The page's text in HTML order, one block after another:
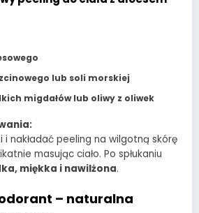
lub soli morskiej
migdałów lub oliwy z oliwek
i nakładać peeling na wilgotną skórę
masując ciało. Po spłukaniu
miękka i nawilżona.
– naturalna